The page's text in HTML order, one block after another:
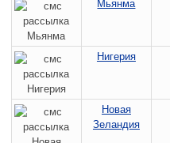
Мьянма
Нигерия
Новая
Зеландия